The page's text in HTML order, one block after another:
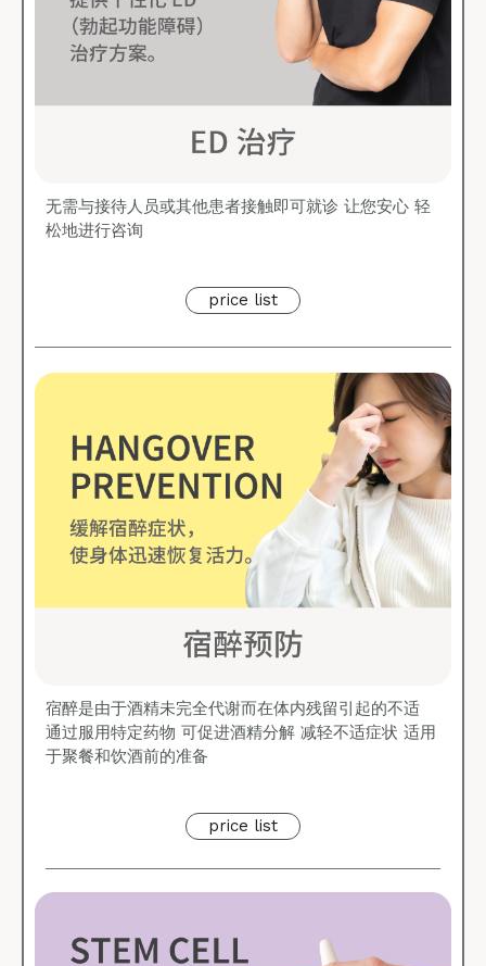
无需与接待人员或其他患者接触即可就诊 让您安心 轻
松地进行咨询
price list
宿醉是由于酒精未完全代谢而在体内残留引起的不适
通过服用特定药物 可促进酒精分解 减轻不适症状 适用
于聚餐和饮酒前的准备
price list